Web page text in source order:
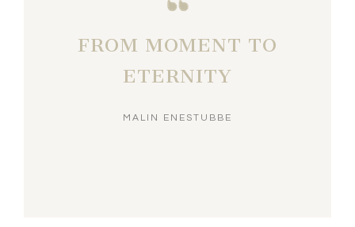
FROM MOMENT TO
ETERNITY
MALIN ENESTUBBE